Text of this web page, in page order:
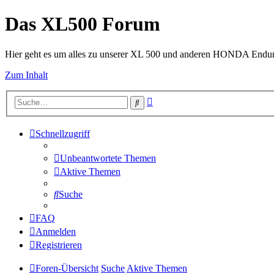
Das XL500 Forum
Hier geht es um alles zu unserer XL 500 und anderen HONDA
Zum Inhalt
Suche
Schnellzugriff
Unbeantwortete Themen
Aktive Themen
Suche
FAQ
Anmelden
Registrieren
Foren-Übersicht SucheAktive Themen